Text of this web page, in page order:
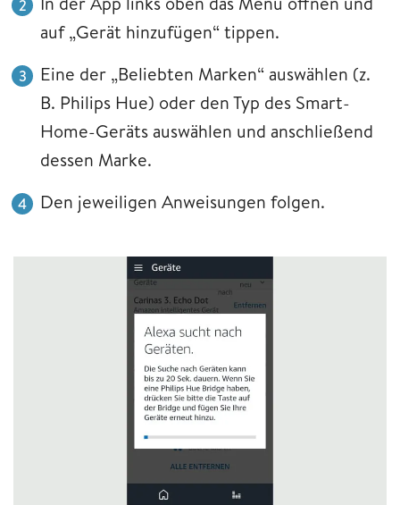
auf „Gerät hinzufügen“ tippen.
Eine der „Beliebten Marken“ auswählen (z.
B. Philips Hue) oder den Typ des Smart-
Home-Geräts auswählen und anschließend
dessen Marke.
Den jeweiligen Anweisungen folgen.